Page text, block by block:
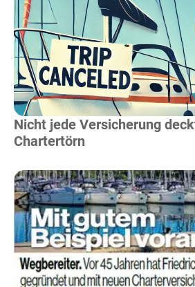
Mehr Lesen
Nicht jede Versicherung
Chartertörn
Mehr Lesen